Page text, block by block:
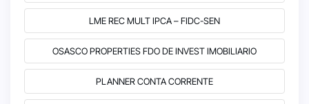
LME REC MULT IPCA – FIDC-SEN
OSASCO PROPERTIES FDO DE INVEST IMOBILIARIO
PLANNER CONTA CORRENTE